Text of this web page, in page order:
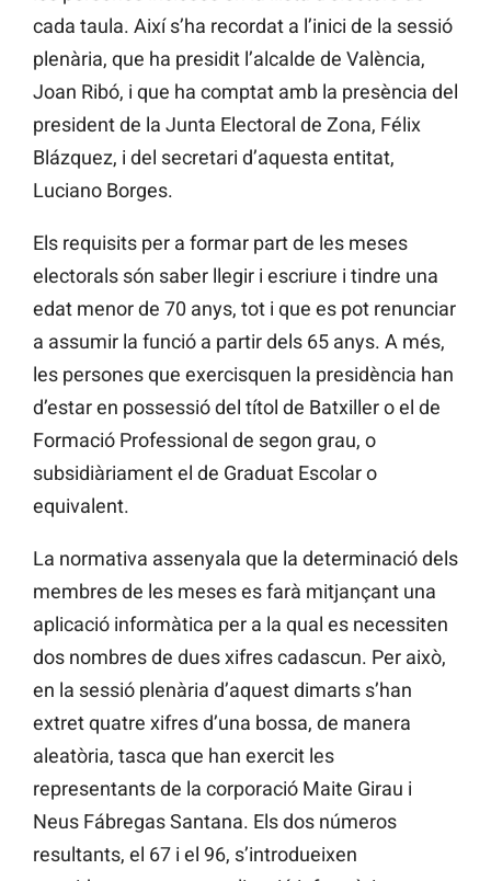
cada taula. Així s’ha recordat a l’inici de la sessió
plenària, que ha presidit l’alcalde de València,
Joan Ribó, i que ha comptat amb la presència del
president de la Junta Electoral de Zona, Félix
Blázquez, i del secretari d’aquesta entitat,
Luciano Borges.
Els requisits per a formar part de les meses
electorals són saber llegir i escriure i tindre una
edat menor de 70 anys, tot i que es pot renunciar
a assumir la funció a partir dels 65 anys. A més,
les persones que exercisquen la presidència han
d’estar en possessió del títol de Batxiller o el de
Formació Professional de segon grau, o
subsidiàriament el de Graduat Escolar o
equivalent.
La normativa assenyala que la determinació dels
membres de les meses es farà mitjançant una
aplicació informàtica per a la qual es necessiten
dos nombres de dues xifres cadascun. Per això,
en la sessió plenària d’aquest dimarts s’han
extret quatre xifres d’una bossa, de manera
aleatòria, tasca que han exercit les
representants de la corporació Maite Girau i
Neus Fábregas Santana. Els dos números
resultants, el 67 i el 96, s’introdueixen